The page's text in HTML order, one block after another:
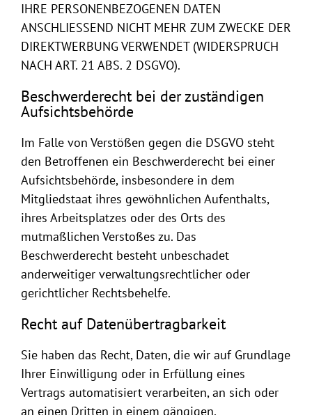
IHRE PERSONENBEZOGENEN DATEN
ANSCHLIESSEND NICHT MEHR ZUM ZWECKE DER
DIREKTWERBUNG VERWENDET (WIDERSPRUCH
NACH ART. 21 ABS. 2 DSGVO).
Beschwerderecht bei der zuständigen
Aufsichtsbehörde
Im Falle von Verstößen gegen die DSGVO steht
den Betroffenen ein Beschwerderecht bei einer
Aufsichtsbehörde, insbesondere in dem
Mitgliedstaat ihres gewöhnlichen Aufenthalts,
ihres Arbeitsplatzes oder des Orts des
mutmaßlichen Verstoßes zu. Das
Beschwerderecht besteht unbeschadet
anderweitiger verwaltungsrechtlicher oder
gerichtlicher Rechtsbehelfe.
Recht auf Datenübertragbarkeit
Sie haben das Recht, Daten, die wir auf Grundlage
Ihrer Einwilligung oder in Erfüllung eines
Vertrags automatisiert verarbeiten, an sich oder
an einen Dritten in einem gängigen,